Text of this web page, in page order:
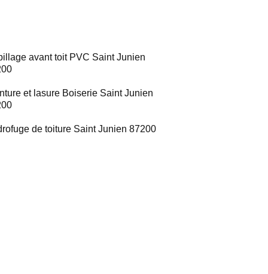
avant toit PVC Saint Junien
et lasure Boiserie Saint Junien
de toiture Saint Junien 87200